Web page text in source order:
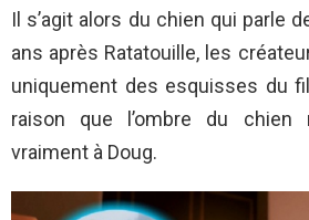
Il s’agit alors du chien qui parle
ans après Ratatouille, les
uniquement des esquisses du
raison que l’ombre du chien
vraiment à Doug.